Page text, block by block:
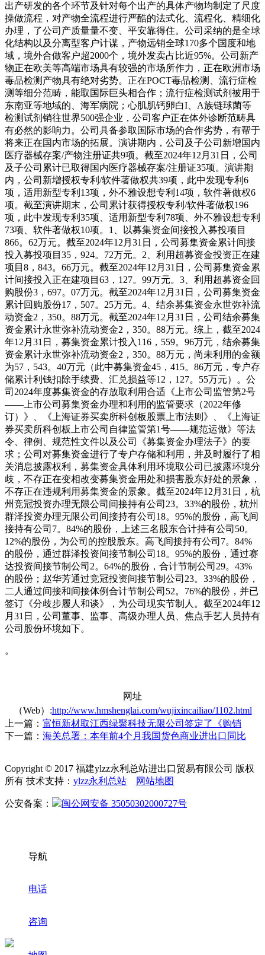
出产研发的各个环节及针对每个出产的具体产物均制定了尺度
操做流程，对产物全流程进行严酷的法式化、流程化、精细化
办理，了公司产质量量不变、平安靠得住。公司采纳的是全球
化结构以及分离型客户计谋，产物远销全球170多个国度和地
域，境外合做客户超2000个，境外发卖占比近95%。公司新产
物正在欧美等高端市场具有较强的市场所作力，正在欧洲市场
毒品检测产物具有绝对劣势。正在POCT毒品检测、流行症检
测等细分范畴，能取国际巨头相合作；流行症检测试剂被用于
东南亚等地域的、海军病院；心肌肌钙卵白I、A族链球菌等
检测试剂销往世界500强企业，公司客户正在体外诊断范畴具
有必然的影响力。公司具备参取国际市场的合作劣势，有帮于
将来正在国内市场的拓展。演讲期内，公司及子公司新增国内
医疗器械存案/产物注册证共9项。截至2024年12月31日，公司
及子公司累计已取得国内医疗器械存案/注册证35项。演讲期
内，公司新增授权专利/软件著做权共39项，此中发现专利6
项，适用新型专利13项，外不雅设想专利14项，软件著做权6
项。截至演讲期末，公司累计获得授权专利/软件著做权196
项，此中发现专利35项、适用新型专利78项、外不雅设想专利
73项、软件著做权10项。1、以募集资金间接投入募投项目
866。62万元。截至2024年12月31日，公司募集资金累计间接
投入募投项目35，924。72万元。2、利用超募资金投资正在建
项目8，843。66万元。截至2024年12月31日，公司募集资金累
计间接投入正在建项目63，127。99万元。3、利用超募资金回
购股份3，697。07万元。截至2024年12月31日，公司募集资金
累计回购股份17，507。25万元。4、结余募集资金永世弥补流
动资金2，350。88万元。截至2024年12月31日，公司结余募集
资金累计永世弥补流动资金2，350。88万元。综上，截至2024
年12月31日，募集资金累计投入116，559。96万元，结余募集
资金累计永世弥补流动资金2，350。88万元，尚未利用的金额
为57，543。40万元（此中募集资金45，415。86万元，专户存
储累计利钱扣除手续费、汇兑损益等12，127。55万元）。公
司2024年度募集资金的存放取利用合适《上市公司监管第2号
——上市公司募集资金办理和利用的监管要求（2022年修
订）》、《上海证券买卖所科创板股票上市法则》、《上海证
券买卖所科创板上市公司自律监管第1号——规范运做》等法
令、律例、规范性文件以及公司《募集资金办理法子》的要
求；公司对募集资金进行了专户存储和利用，并及时履行了相
关消息披露权利，募集资金具体利用环境取公司已披露环境分
歧，不存正在变相改变募集资金用处和损害股东好处的景象，
不存正在违规利用募集资金的景象。截至2024年12月31日，杭
州竞冠投资办理无限公司间接持有公司23。33%的股份，杭州
群泽投资办理无限公司间接持有公司18。95%的股份，高飞间
接持有公司7。84%的股份，上述三名股东合计持有公司50。
12%的股份，为公司的控股股东。高飞间接持有公司7。84%
的股份，通过群泽投资间接节制公司18。95%的股份，通过赛
达投资间接节制公司2。64%的股份，合计节制公司29。43%
的股份；赵华芳通过竞冠投资间接节制公司23。33%的股份，
二人通过间接和间接体例合计节制公司52。76%的股份，并已
签订《分歧步履人和谈》，为公司现实节制人。截至2024年12
月31日，公司董事、监事、高级办理人员、焦点手艺人员持有
公司股份环境如下。
。
网址
（Web）:http://www.hmshenglai.com/wujixincailiao/1102.html
上一篇： 富恒新材取江西绿聚科技无限公司签定了《购销
下一篇： 海关总署：本年前4个月我国货色商业进出口同比
Copyright © 2017 福建ylzz永利总站进出口贸易有限公司 版权
所有 技术支持： ylzz永利总站 网站地图
公安备案： 闽公网安备 35050302000727号
导航
电话
咨询